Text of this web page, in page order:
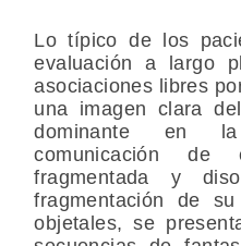
Lo típico de los
evaluación a largo
asociaciones libres
una imagen clara
dominante en
comunicación de
fragmentada y
fragmentación de
objetales, se